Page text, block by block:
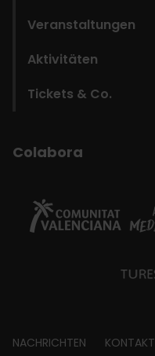
Veranstaltungen
Aktivitäten
Tickets & Co.
Colabora
NACHRICHTEN KONTAKT